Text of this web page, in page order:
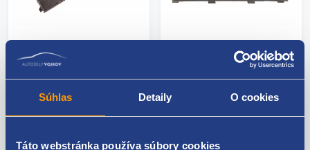
Súhlas Detaily O cookies
Táto webstránka používa súbory cookies
-2004 6Y0807049A
Stav dielu: použitý diel
Mriežka predného